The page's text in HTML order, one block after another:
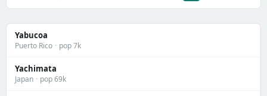
Yabucoa
Puerto Rico · pop 7k
Yachimata
Japan · pop 69k